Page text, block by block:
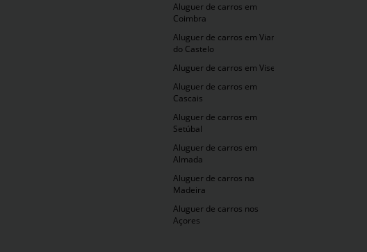
Aluguer de carros em
Coimbra
Aluguer de carros em Viana
do Castelo
Aluguer de carros em Viseu
Aluguer de carros em
Cascais
Aluguer de carros em
Setúbal
Aluguer de carros em
Almada
Aluguer de carros na
Madeira
Aluguer de carros nos
Açores